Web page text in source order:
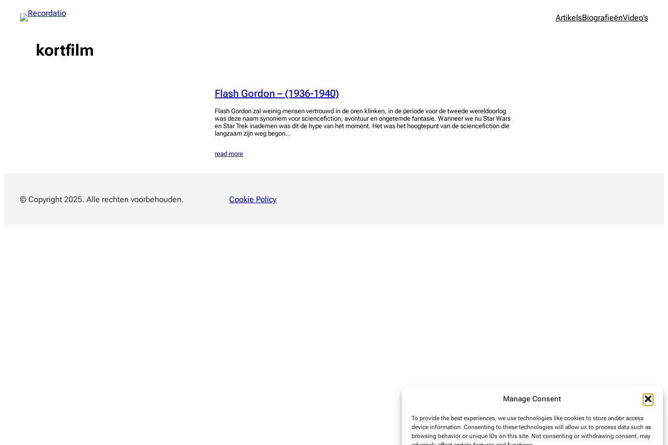
Manage Consent
To provide the best experiences, we use technologies like cookies to store and/or access
device information. Consenting to these technologies will allow us to process data such as
browsing behavior or unique IDs on this site. Not consenting or withdrawing consent, may
ArtikelsBiografieënVideo’s
kortfilm
Flash Gordon – (1936-1940)
Flash Gordon zal weinig mensen vertrouwd in de oren klinken, in de periode voor de tweede wereldoorlog
was deze naam synoniem voor sciencefiction, avontuur en ongetemde fantasie. Wanneer we nu Star Wars
en Star Trek inademen was dit de hype van het moment. Het was het hoogtepunt van de sciencefiction die
langzaam zijn weg begon…
read more
© Copyright 2025. Alle rechten voorbehouden. Cookie Policy